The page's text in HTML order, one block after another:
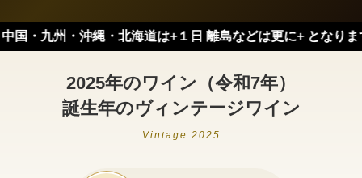
・沖縄・北海道は+１日 離島などは更に+ となります。）
2025年のワイン（令和7年）
誕生年のヴィンテージワイン
Vintage 2025